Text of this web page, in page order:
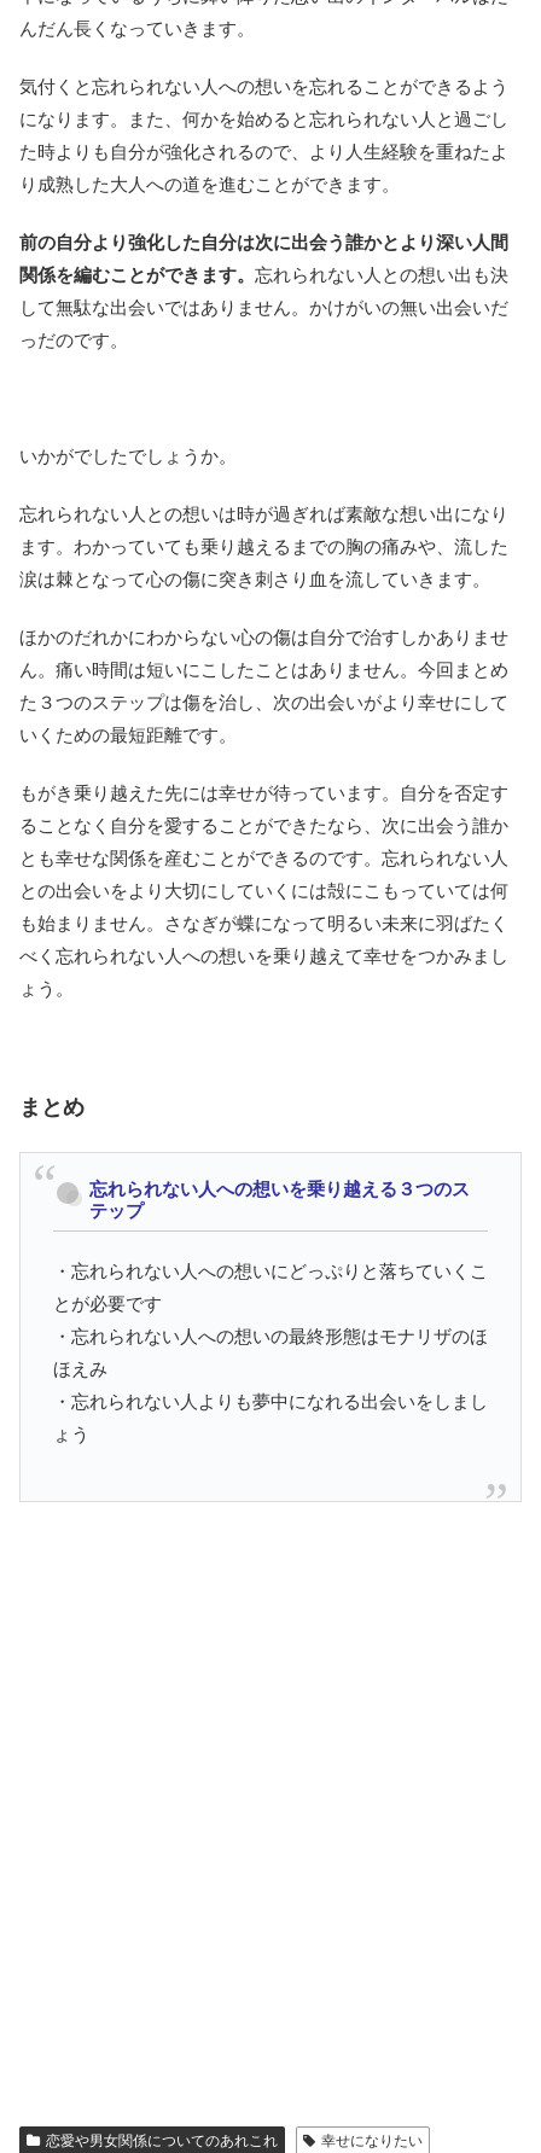
んだん長くなっていきます。
気付くと忘れられない人への想いを忘れることができるよう
になります。また、何かを始めると忘れられない人と過ごし
た時よりも自分が強化されるので、より人生経験を重ねたよ
り成熟した大人への道を進むことができます。
前の自分より強化した自分は次に出会う誰かとより深い人間
関係を編むことができます。 忘れられない人との想い出も決
して無駄な出会いではありません。かけがいの無い出会いだ
っだのです。
いかがでしたでしょうか。
忘れられない人との想いは時が過ぎれば素敵な想い出になり
ます。わかっていても乗り越えるまでの胸の痛みや、流した
涙は棘となって心の傷に突き刺さり血を流していきます。
ほかのだれかにわからない心の傷は自分で治すしかありませ
ん。痛い時間は短いにこしたことはありません。今回まとめ
た３つのステップは傷を治し、次の出会いがより幸せにして
いくための最短距離です。
もがき乗り越えた先には幸せが待っています。自分を否定す
ることなく自分を愛することができたなら、次に出会う誰か
とも幸せな関係を産むことができるのです。忘れられない人
との出会いをより大切にしていくには殻にこもっていては何
も始まりません。さなぎが蝶になって明るい未来に羽ばたく
べく忘れられない人への想いを乗り越えて幸せをつかみまし
ょう。
まとめ
忘れられない人への想いを乗り越える３つのス
テップ
・忘れられない人への想いにどっぷりと落ちていくこ
とが必要です
・忘れられない人への想いの最終形態はモナリザのほ
ほえみ
・忘れられない人よりも夢中になれる出会いをしまし
ょう
恋愛や男女関係についてのあれこれ 幸せになりたい